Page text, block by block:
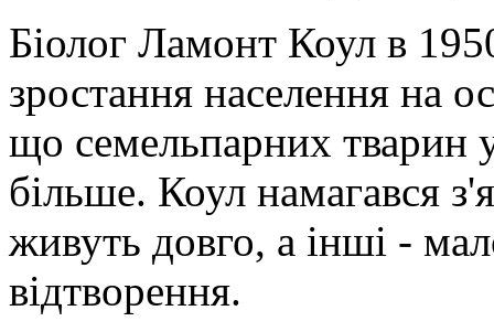
Біолог Ламонт Коул в
зростання населення на
що семельпарних тварин
більше. Коул намагався
живуть довго, а інші -
відтворення.